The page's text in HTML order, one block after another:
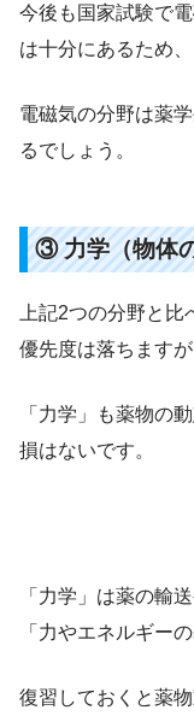
今後も国家試験で
は十分にあるため、
電磁気の分野は薬
るでしょう。
③ 力学（物体
上記2つの分野と比
優先度は落ちますが
「力学」も薬物の
損はないです。
「力学」は薬の輸
「力やエネルギー
復習しておくと薬